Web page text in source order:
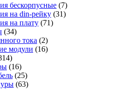
бескорпусные (7)
на din-рейку (31)
на плату (71)
(34)
тока (2)
модули (16)
(16)
(25)
(63)